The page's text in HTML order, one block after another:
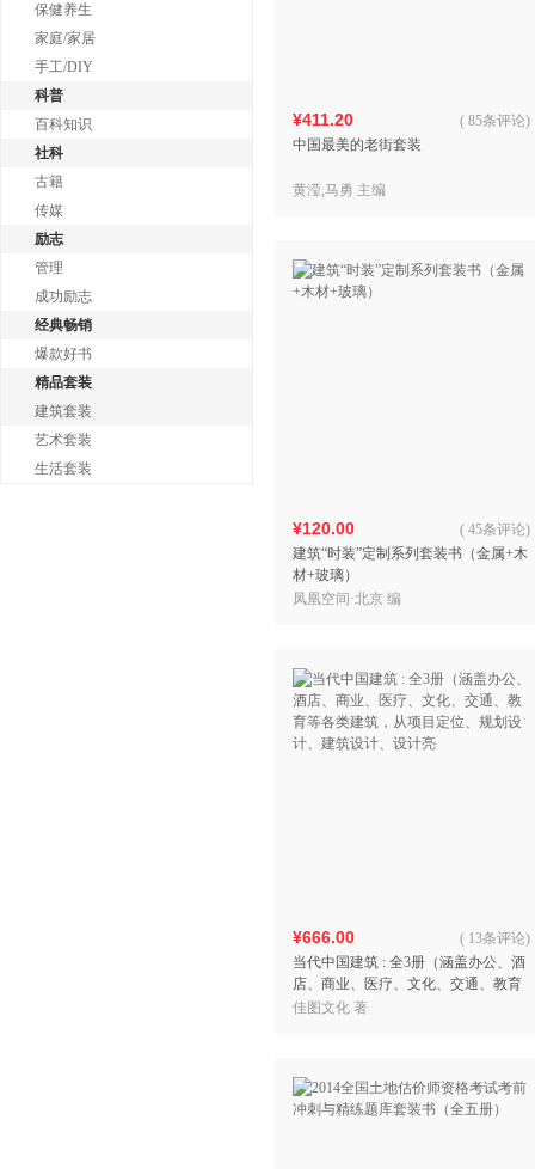
保健养生
家庭/家居
手工/DIY
科普
百科知识
社科
古籍
传媒
励志
管理
成功励志
经典畅销
爆款好书
精品套装
建筑套装
艺术套装
生活套装
¥411.20
中国最美的老街套装
( 85条评论)
黄滢,马勇 主编
¥120.00
建筑“时装”定制系列套装书（金属+木
材+玻璃）
( 45条评论)
凤凰空间·北京 编
¥666.00
当代中国建筑 : 全3册（涵盖办公、酒
店、商业、医疗、文化、交通、教育
等各类建筑，从项目定位、规划设
( 13条评论)
佳图文化 著